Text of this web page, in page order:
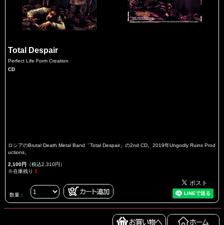
Total Despair
Perfect Life Form Creation
CD
ロシアのBrutal Death Metal Band「Total Despair」の2nd CD。2019年Ungodly Ruins Prod
uctions。
2,100円 （税込2,310円）
※在庫残り 5
数量：